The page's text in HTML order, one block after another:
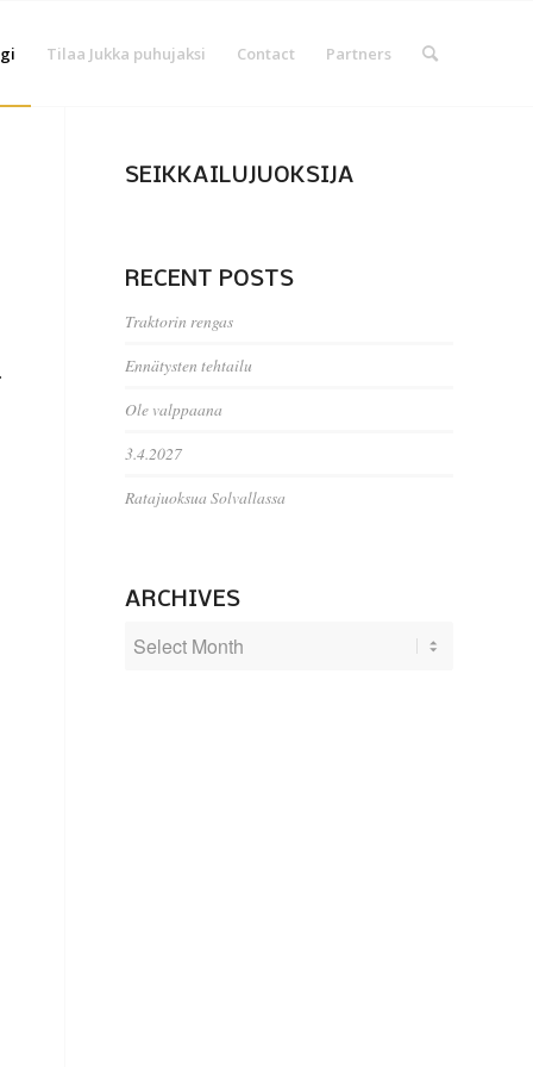
Tilaa Jukka puhujaksi Contact Partners
SEIKKAILUJUOKSIJA
RECENT POSTS
Traktorin rengas
Ennätysten tehtailu
Ole valppaana
3.4.2027
Ratajuoksua Solvallassa
ARCHIVES